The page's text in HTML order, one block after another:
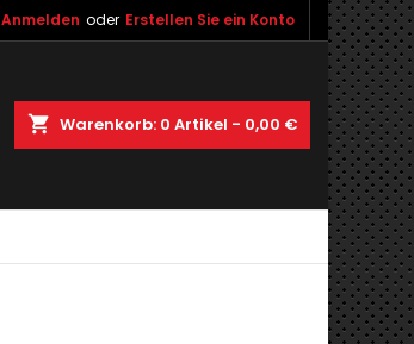
Anmelden oder Erstellen Sie ein Konto
shopping_cart Warenkorb: 0 Artikel - 0,00 €